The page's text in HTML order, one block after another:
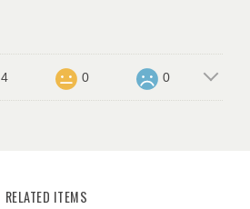
4 0 0
RELATED ITEMS